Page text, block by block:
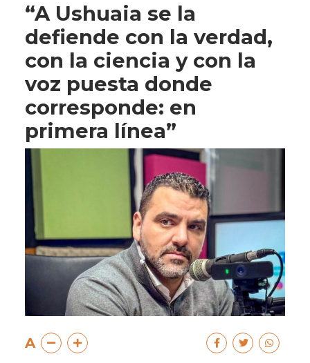
“A Ushuaia se la
defiende con la verdad,
con la ciencia y con la
voz puesta donde
corresponde: en
primera línea”
A